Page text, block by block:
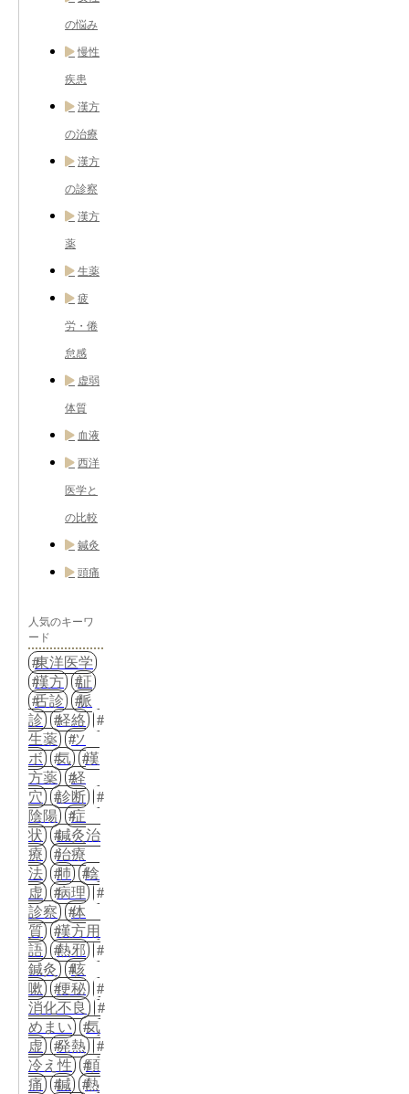
の悩み
慢性
疾患
漢方
の治療
漢方
の診察
漢方
薬
生薬
疲
労・倦
怠感
虚弱
体質
血液
西洋
医学と
の比較
鍼灸
頭痛
人気のキーワ
ード
東洋医学
漢方
証
舌診
脈
診
経絡
生薬
ツ
ボ
気
漢
方薬
経
穴
診断
陰陽
症
状
鍼灸治
療
治療
法
肺
陰
虚
病理
診察
体
質
漢方用
語
熱邪
鍼灸
咳
嗽
便秘
消化不良
めまい
気
虚
発熱
冷え性
頭
痛
鍼
熱